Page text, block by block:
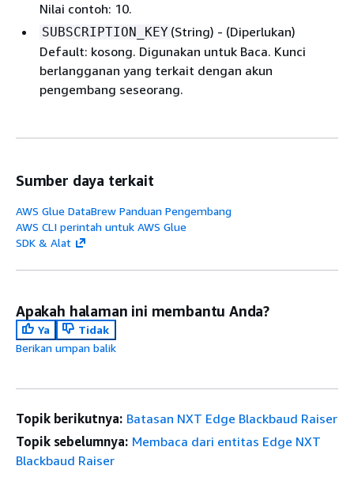
Nilai contoh: 10.
SUBSCRIPTION_KEY (String) - (Diperlukan)
Default: kosong. Digunakan untuk Baca. Kunci
berlangganan yang terkait dengan akun
pengembang seseorang.
Sumber daya terkait
AWS Glue DataBrew Panduan Pengembang
AWS CLI perintah untuk AWS Glue
SDK & Alat
Apakah halaman ini membantu Anda?
Ya
Tidak
Berikan umpan balik
Topik berikutnya: Batasan NXT Edge Blackbaud Raiser
Topik sebelumnya: Membaca dari entitas Edge NXT
Blackbaud Raiser